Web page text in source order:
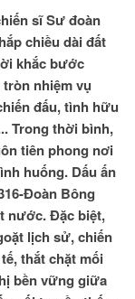
sĩ Sư đoàn
chiều dài đất
khắc bước
nhiệm vụ
đấu, tình hữu
Trong thời bình,
tiên phong nơi
huống. Dấu ấn
Đoàn Bông
nước. Đặc biệt,
lịch sử, chiến
thắt chặt mối
bền vững giữa